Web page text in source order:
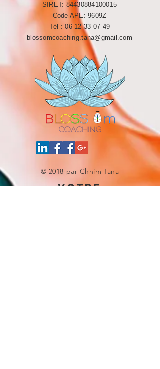
SIRET: 84430884100015
Code APE: 9609Z
Tél :06 12 33 07 49
blossomcoaching.tana@gmail.com
© 2018 par Chhim Tana
votre